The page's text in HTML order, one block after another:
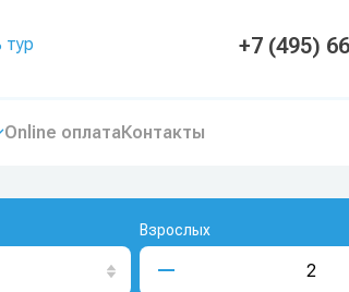
тур +7 (495)
Online оплатаКонтакты
Взрослых